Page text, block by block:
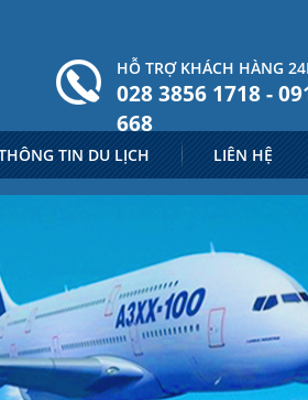
HỖ TRỢ KHÁCH HÀNG
028 3856 1718 -
668
TIN DU LỊCH LIÊN HỆ